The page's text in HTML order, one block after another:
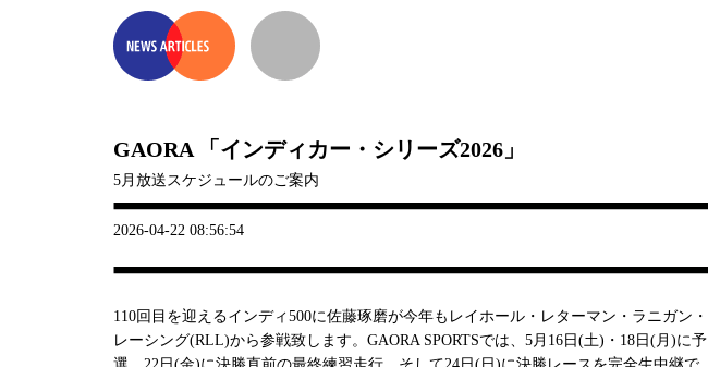
GAORA 「インディカー・シリーズ2026」
5月放送スケジュールのご案内
2026-04-22 08:56:54
110回目を迎えるインディ500に佐藤琢磨が今年もレイホール・レターマン・ラニガン・
レーシング(RLL)から参戦致します。GAORA SPORTSでは、5月16日(土)・18日(月)に予